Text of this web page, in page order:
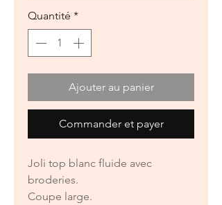
Quantité *
Ajouter au panier
Commander et payer
Joli top blanc fluide avec
broderies.
Coupe large.